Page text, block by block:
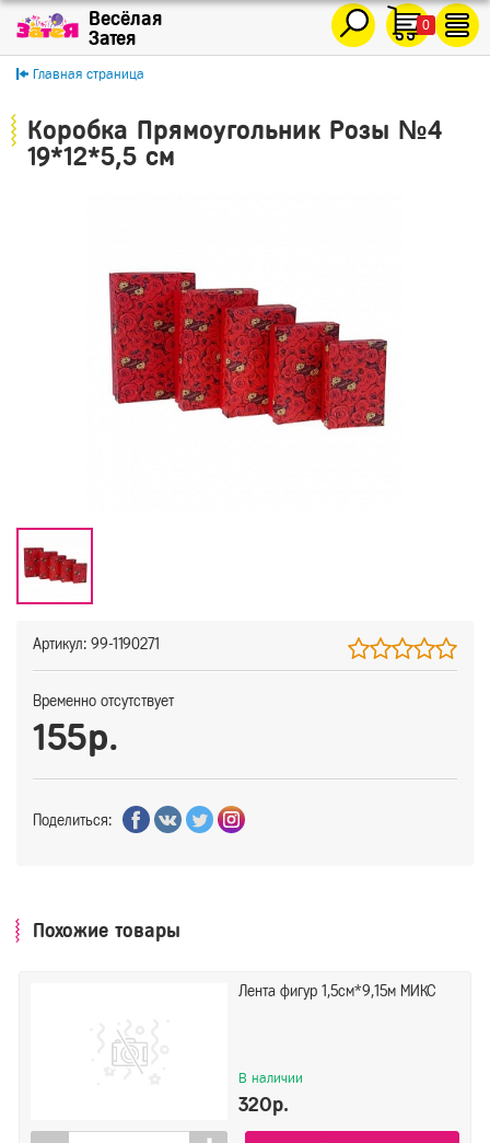
0
Главная страница
Коробка Прямоугольник Розы №4
19*12*5,5 см
Артикул: 99-1190271
Временно отсутствует
155р.
Поделиться:
Похожие товары
Лента фигур 1,5см*9,15м МИКС
В наличии
320р.